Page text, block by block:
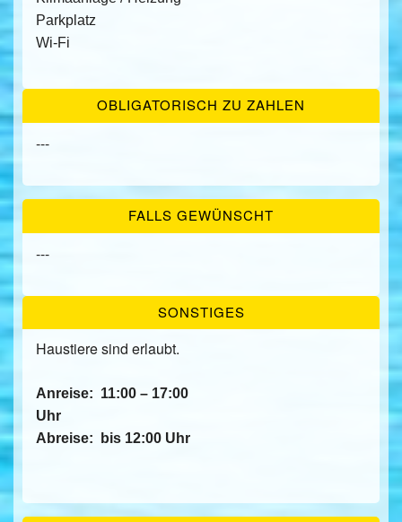
Parkplatz
Wi-Fi
OBLIGATORISCH ZU ZAHLEN
---
FALLS GEWÜNSCHT
---
SONSTIGES
Haustiere sind erlaubt.
Anreise: 11:00 – 17:00
Uhr
Abreise:
bis 12:00 Uhr